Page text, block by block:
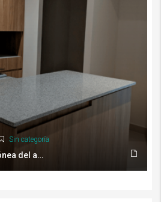
Sin categoría
Conozca la época idónea del año para comprar casa